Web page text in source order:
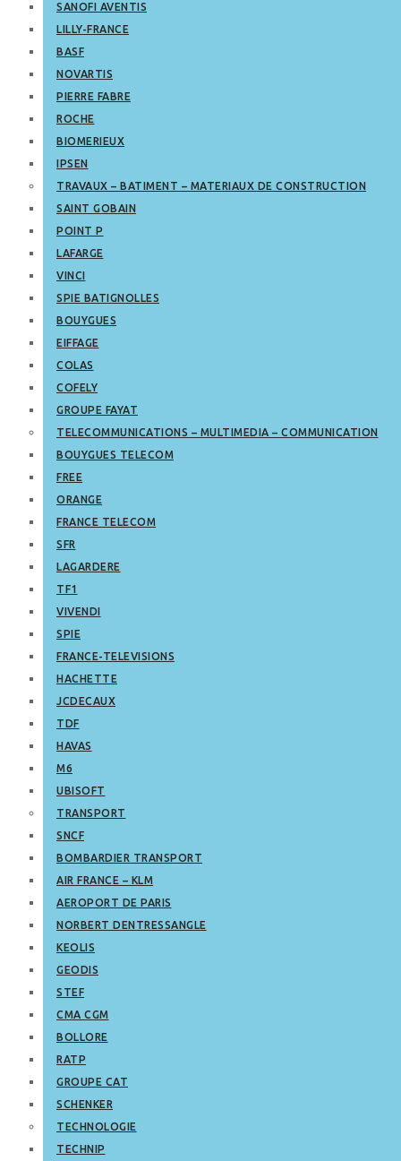
SANOFI AVENTIS
LILLY-FRANCE
BASF
NOVARTIS
PIERRE FABRE
ROCHE
BIOMERIEUX
IPSEN
TRAVAUX – BATIMENT – MATERIAUX DE CONSTRUCTION
SAINT GOBAIN
POINT P
LAFARGE
VINCI
SPIE BATIGNOLLES
BOUYGUES
EIFFAGE
COLAS
COFELY
GROUPE FAYAT
TELECOMMUNICATIONS – MULTIMEDIA – COMMUNICATION
BOUYGUES TELECOM
FREE
ORANGE
FRANCE TELECOM
SFR
LAGARDERE
TF1
VIVENDI
SPIE
FRANCE-TELEVISIONS
HACHETTE
JCDECAUX
TDF
HAVAS
M6
UBISOFT
TRANSPORT
SNCF
BOMBARDIER TRANSPORT
AIR FRANCE – KLM
AEROPORT DE PARIS
NORBERT DENTRESSANGLE
KEOLIS
GEODIS
STEF
CMA CGM
BOLLORE
RATP
GROUPE CAT
SCHENKER
TECHNOLOGIE
TECHNIP